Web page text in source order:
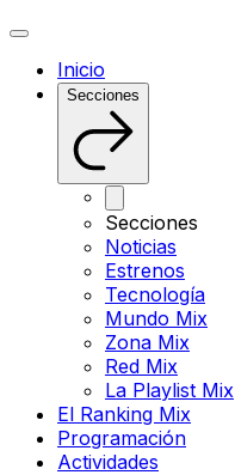
Inicio
Secciones
Secciones
Noticias
Estrenos
Tecnología
Mundo Mix
Zona Mix
Red Mix
La Playlist Mix
El Ranking Mix
Programación
Actividades